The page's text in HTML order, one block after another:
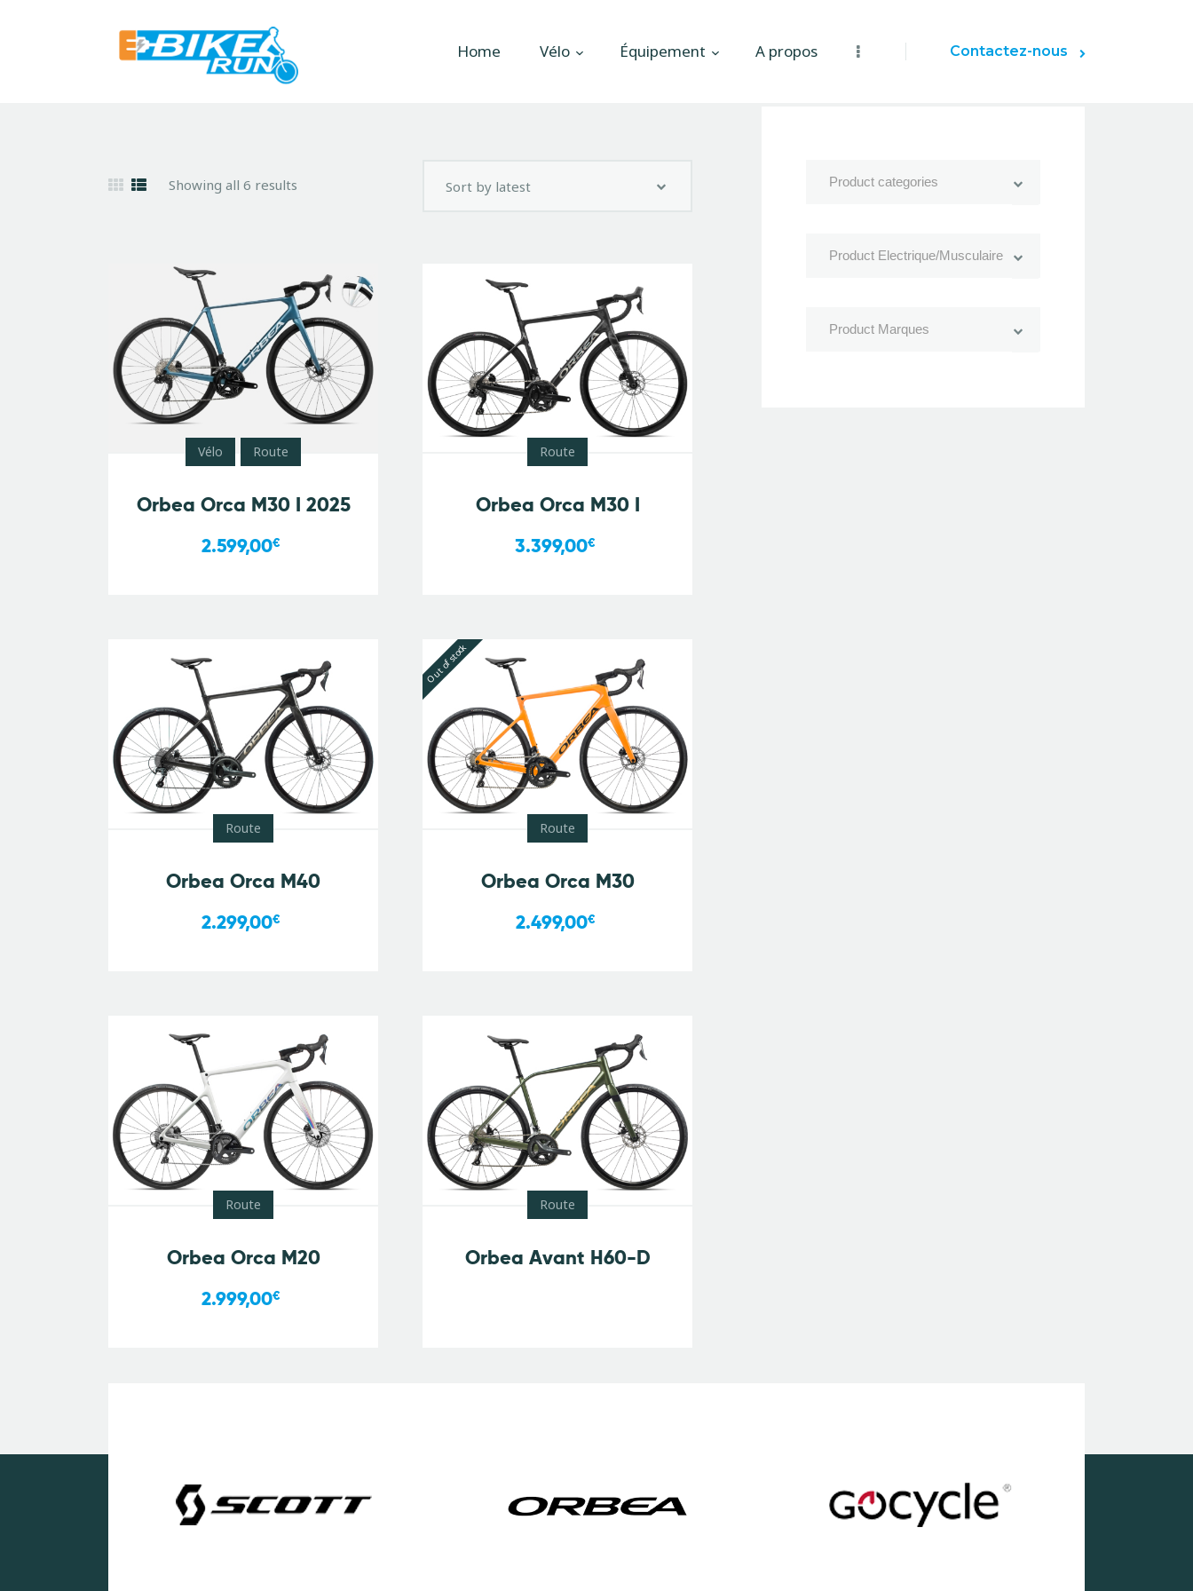
Home Vélo Équipement A propos Contactez-nous
Actualités
Showing all 6 results
Vélo Route
Orbea Orca M30 I 2025
2.599,00€
Route
Orbea Orca M30 I
3.399,00€
Route
Orbea Orca M40
2.299,00€
Out of stock
Route
Orbea Orca M30
2.499,00€
Route
Orbea Orca M20
2.999,00€
Route
Orbea Avant H60-D